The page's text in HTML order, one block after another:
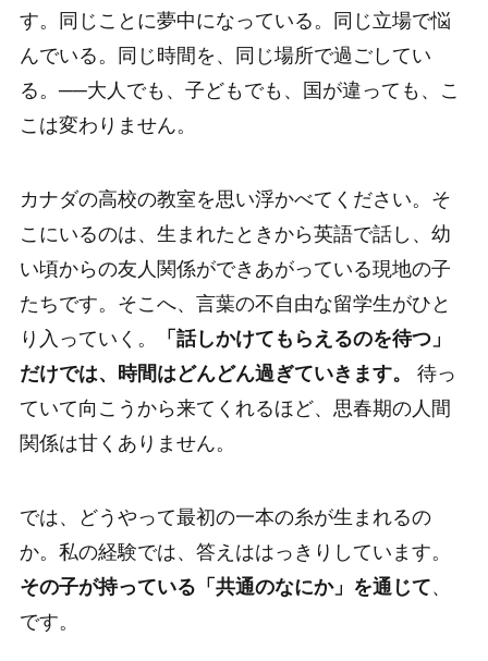
す。同じことに夢中になっている。同じ立場で悩
んでいる。同じ時間を、同じ場所で過ごしてい
る。──大人でも、子どもでも、国が違っても、こ
こは変わりません。
カナダの高校の教室を思い浮かべてください。そ
こにいるのは、生まれたときから英語で話し、幼
い頃からの友人関係ができあがっている現地の子
たちです。そこへ、言葉の不自由な留学生がひと
り入っていく。
「話しかけてもらえるのを待つ」
だけでは、時間はどんどん過ぎていきます。
待っ
ていて向こうから来てくれるほど、思春期の人間
関係は甘くありません。
では、どうやって最初の一本の糸が生まれるの
か。私の経験では、答えははっきりしています。
その子が持っている「共通のなにか」を通じて、
です。